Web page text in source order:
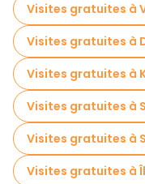
Visites gratuites à
Visites gratuites à
Visites gratuites à
Visites gratuites à
Visites gratuites à
Visites gratuites à